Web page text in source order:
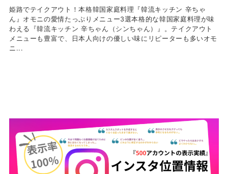
姫路でテイクアウト！本格韓国家庭料理『韓流キッチン 辛ちゃ
ん』オモニの愛情たっぷりメニュー3選本格的な韓国家庭料理が味
わえる『韓流キッチン 辛ちゃん（シンちゃん）』。テイクアウト
メニューも豊富で、日本人向けの優しい味にリピーターも多いオモ
ニ...